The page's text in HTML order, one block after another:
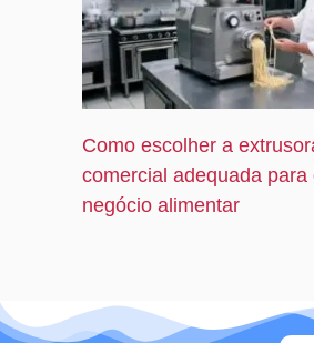
Como escolher a
comercial adequada para
negócio alimentar